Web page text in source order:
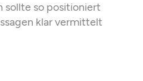
sollte so positioniert
klar vermittelt